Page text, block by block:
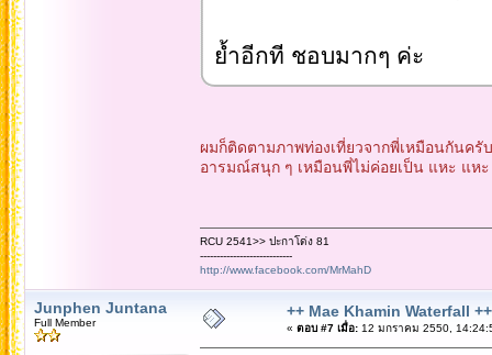
ย้ำอีกที ชอบมากๆ ค่ะ
ผมก็ติดตามภาพท่องเที่ยวจากพี่เหมือนกันค
อารมณ์สนุก ๆ เหมือนพี่ไม่ค่อยเป็น แหะ แห
RCU 2541>> ปะกาโด่ง 81
----------------------------
http://www.facebook.com/MrMahD
Junphen Juntana
Full Member
++ Mae Khamin Waterfall ++
« ตอบ #7 เมื่อ:12 มกราคม 2550,